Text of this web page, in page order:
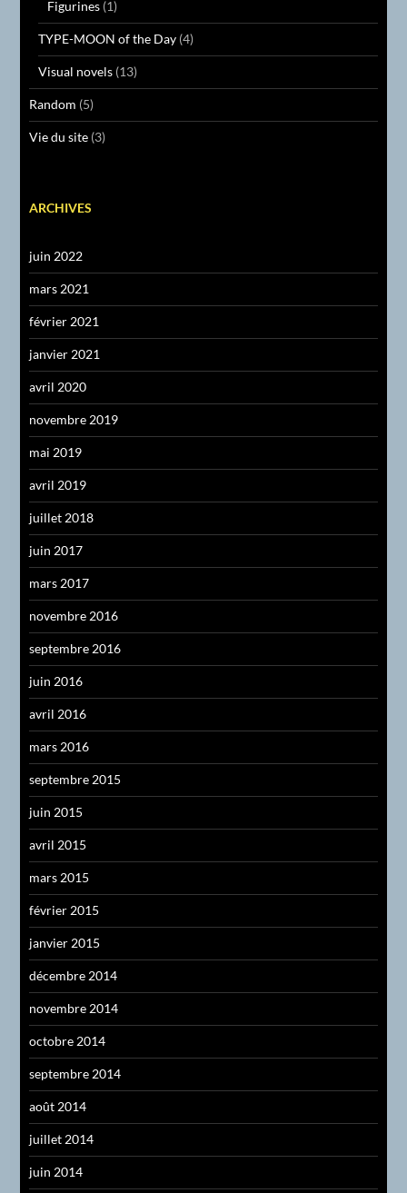
Figurines (1)
TYPE-MOON of the Day (4)
Visual novels (13)
Random (5)
Vie du site (3)
ARCHIVES
juin 2022
mars 2021
février 2021
janvier 2021
avril 2020
novembre 2019
mai 2019
avril 2019
juillet 2018
juin 2017
mars 2017
novembre 2016
septembre 2016
juin 2016
avril 2016
mars 2016
septembre 2015
juin 2015
avril 2015
mars 2015
février 2015
janvier 2015
décembre 2014
novembre 2014
octobre 2014
septembre 2014
août 2014
juillet 2014
juin 2014